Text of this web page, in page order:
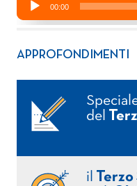
APPROFONDIMENTI
del
il